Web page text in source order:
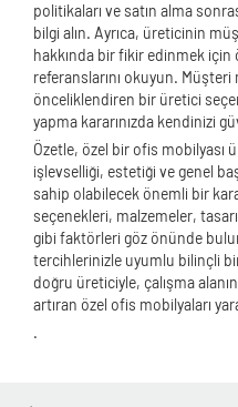
politikaları ve satın alma
bilgi alın. Ayrıca, üreticinin
hakkında bir fikir edinmek için
referanslarını okuyun.
önceliklendiren bir üretici
yapma kararınızda kendinizi
Özetle, özel bir ofis mobilyası
işlevselliği, estetiği ve genel
sahip olabilecek önemli bir
seçenekleri, malzemeler,
gibi faktörleri göz önünde
tercihlerinizle uyumlu bilinçli
doğru üreticiyle, çalışma
artıran özel ofis mobilyaları
.